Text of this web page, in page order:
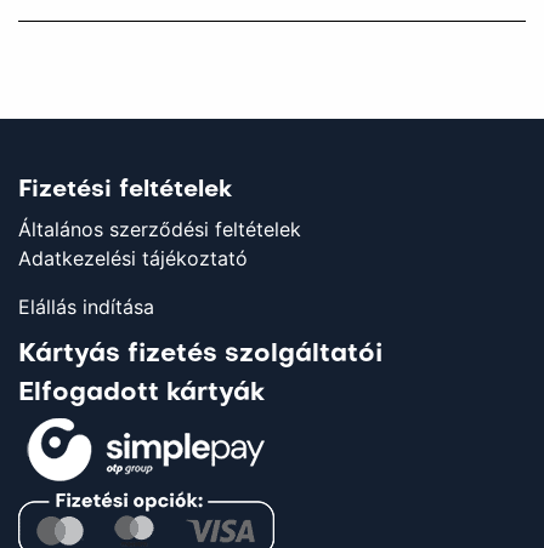
Fizetési feltételek
Általános szerződési feltételek
Adatkezelési tájékoztató
Elállás indítása
Kártyás fizetés szolgáltatói
Elfogadott kártyák